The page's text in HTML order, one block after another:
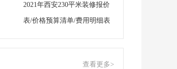
2021年西安230平米装修报价
表/价格预算清单/费用明细表
查看更多>